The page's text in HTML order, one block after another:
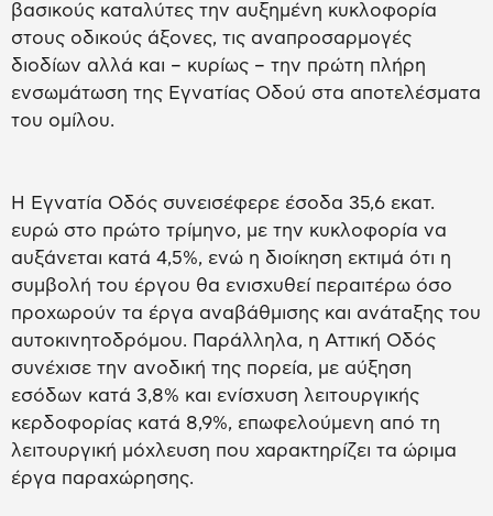
βασικούς καταλύτες την αυξημένη κυκλοφορία
στους οδικούς άξονες, τις αναπροσαρμογές
διοδίων αλλά και – κυρίως – την πρώτη πλήρη
ενσωμάτωση της Εγνατίας Οδού στα αποτελέσματα
του ομίλου.
Η Εγνατία Οδός συνεισέφερε έσοδα 35,6 εκατ.
ευρώ στο πρώτο τρίμηνο, με την κυκλοφορία να
αυξάνεται κατά 4,5%, ενώ η διοίκηση εκτιμά ότι η
συμβολή του έργου θα ενισχυθεί περαιτέρω όσο
προχωρούν τα έργα αναβάθμισης και ανάταξης του
αυτοκινητοδρόμου. Παράλληλα, η Αττική Οδός
συνέχισε την ανοδική της πορεία, με αύξηση
εσόδων κατά 3,8% και ενίσχυση λειτουργικής
κερδοφορίας κατά 8,9%, επωφελούμενη από τη
λειτουργική μόχλευση που χαρακτηρίζει τα ώριμα
έργα παραχώρησης.